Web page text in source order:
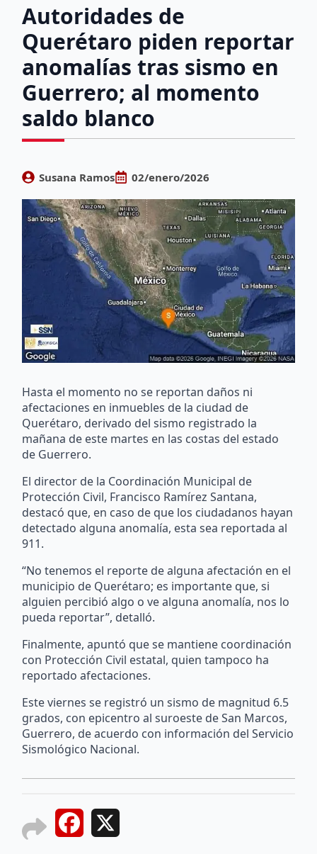
Autoridades de
Querétaro piden reportar
anomalías tras sismo en
Guerrero; al momento
saldo blanco
Susana Ramos 02/enero/2026
Hasta el momento no se reportan daños ni
afectaciones en inmuebles de la ciudad de
Querétaro, derivado del sismo registrado la
mañana de este martes en las costas del estado
de Guerrero.
El director de la Coordinación Municipal de
Protección Civil, Francisco Ramírez Santana,
destacó que, en caso de que los ciudadanos hayan
detectado alguna anomalía, esta sea reportada al
911.
“No tenemos el reporte de alguna afectación en el
municipio de Querétaro; es importante que, si
alguien percibió algo o ve alguna anomalía, nos lo
pueda reportar”, detalló.
Finalmente, apuntó que se mantiene coordinación
con Protección Civil estatal, quien tampoco ha
reportado afectaciones.
Este viernes se registró un sismo de magnitud 6.5
grados, con epicentro al suroeste de San Marcos,
Guerrero, de acuerdo con información del Servicio
Sismológico Nacional.
Facebook